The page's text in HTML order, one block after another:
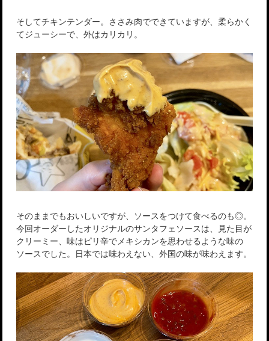
そしてチキンテンダー。ささみ肉でできていますが、柔らかく
てジューシーで、外はカリカリ。
そのままでもおいしいですが、ソースをつけて食べるのも◎。
今回オーダーしたオリジナルのサンタフェソースは、見た目が
クリーミー、味はピリ辛でメキシカンを思わせるような味の
ソースでした。日本では味わえない、外国の味が味わえます。